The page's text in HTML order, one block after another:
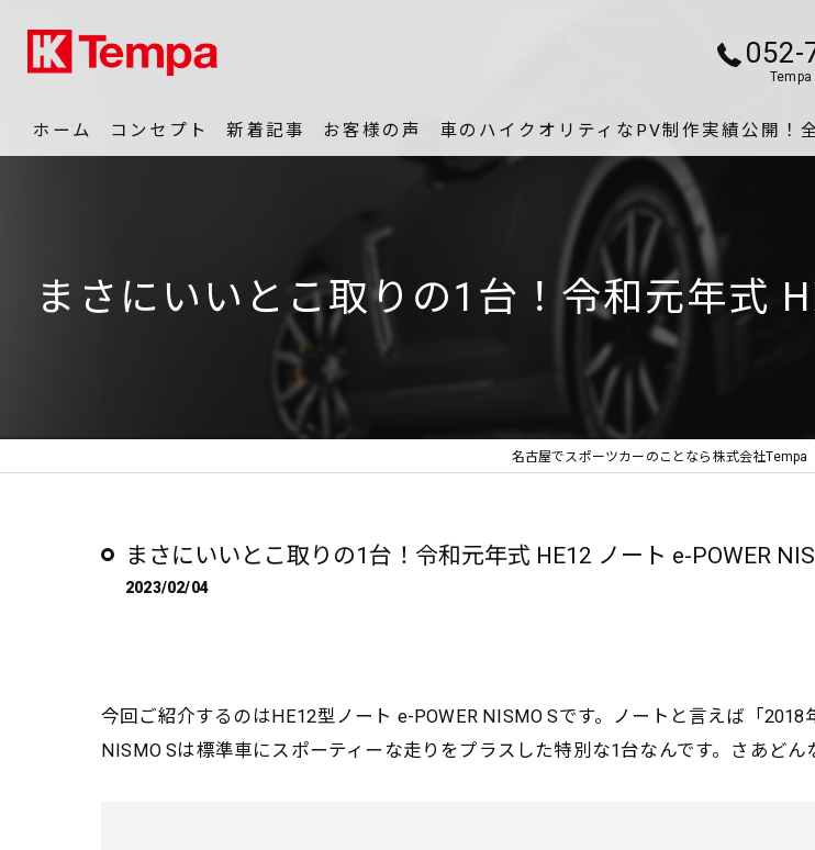
052-
Tempa
ホーム コンセプト 新着記事
中古車相場
パーツ
修理・メンテナンス
スタジオ
お客様の声 車のハイクオリティなPV制作実績公開！
まさにいいとこ取りの1台！令和元年式
名古屋でスポーツカーのことなら株式会社Tempa
まさにいいとこ取りの1台！令和元年式 HE12 ノート e-POWER
2023/02/04
今回ご紹介するのはHE12型ノート e-POWER NISMO Sです。ノートと言えば「
NISMO Sは標準車にスポーティーな走りをプラスした特別な1台なんです。さあどん